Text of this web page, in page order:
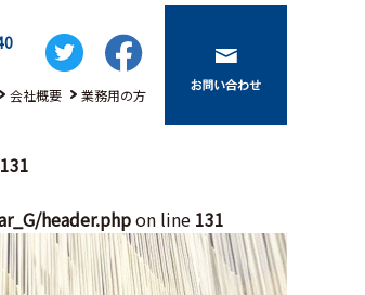
会社概要 業務用の方
131
header.phpon line 131